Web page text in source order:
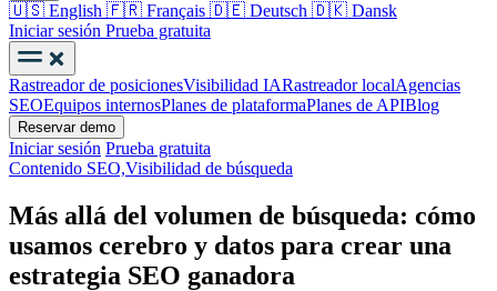
🇺🇸 English 🇫🇷 Français 🇩🇪 Deutsch 🇩🇰 Dansk
Iniciar sesión Prueba gratuita
Rastreador de posicionesVisibilidad IARastreador localAgencias
SEOEquipos internosPlanes de plataformaPlanes de APIBlog
Reservar demo
Iniciar sesión Prueba gratuita
Contenido SEO,Visibilidad de búsqueda
Más allá del volumen de búsqueda: cómo
usamos cerebro y datos para crear una
estrategia SEO ganadora